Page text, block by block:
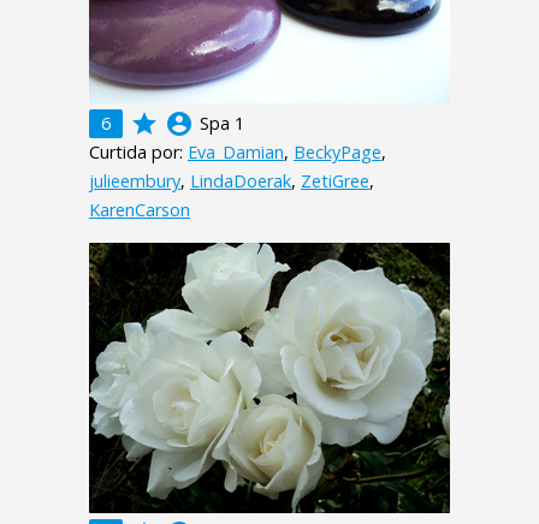
6 grade account_circle Spa 1
Curtida por: Eva_Damian, BeckyPage,
julieembury, LindaDoerak, ZetiGree,
KarenCarson